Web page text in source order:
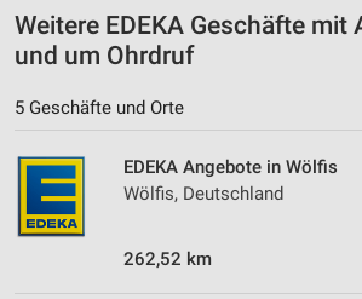
Weitere EDEKA Geschäfte mit
und um Ohrdruf
5 Geschäfte und Orte
EDEKA Angebote in Wölfis
Wölfis, Deutschland
262,52 km
Kombinationen von Daten aus
Quellen
Inhalten
IAB-Besonderheiten:
Verwendung genauer Standortdaten